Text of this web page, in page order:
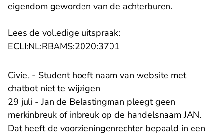
eigendom geworden van de achterburen.
Lees de volledige uitspraak:
ECLI:NL:RBAMS:2020:3701
Civiel - Student hoeft naam van website met
chatbot niet te wijzigen
29 juli - Jan de Belastingman pleegt geen
merkinbreuk of inbreuk op de handelsnaam JAN.
Dat heeft de voorzieningenrechter bepaald in een